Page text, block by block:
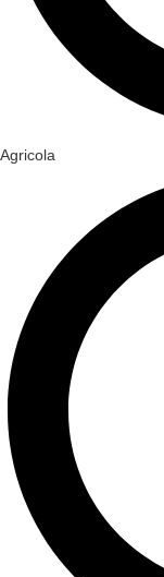
Agricola